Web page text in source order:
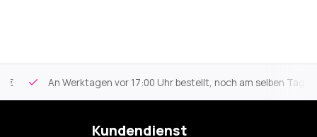
An Werktagen vor 17:00 Uhr bestellt, noch am selben Tag
Kundendienst